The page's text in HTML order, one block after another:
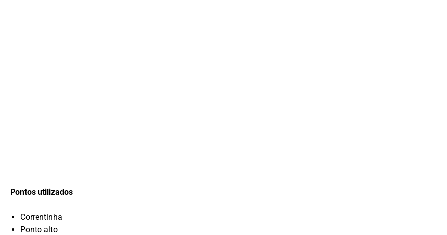
Pontos utilizados
Correntinha
Ponto alto